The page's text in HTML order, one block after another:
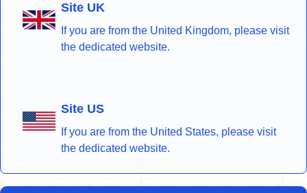
Site UK
If you are from the United Kingdom, please visit
the dedicated website.
Site US
If you are from the United States, please visit
the dedicated website.